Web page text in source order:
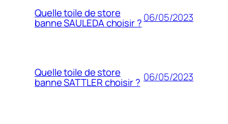
Quelle toile de store
banne SAULEDA choisir ?06/05/2023
Quelle toile de store
banne SATTLER choisir ? 06/05/2023